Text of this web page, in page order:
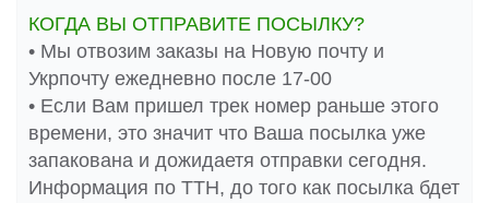
КОГДА ВЫ ОТПРАВИТЕ ПОСЫЛКУ?
• Мы отвозим заказы на Новую почту и
Укрпочту ежедневно после 17-00
• Если Вам пришел трек номер раньше этого
времени, это значит что Ваша посылка уже
запакована и дожидаетя отправки сегодня.
Информация по ТТН, до того как посылка бдет